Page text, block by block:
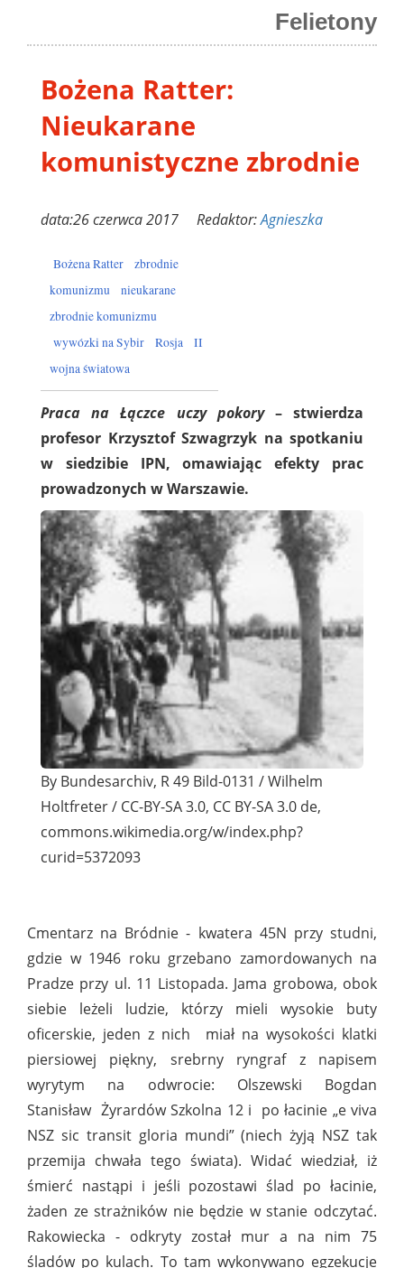
Felietony
Bożena Ratter:
Nieukarane
komunistyczne zbrodnie
data:26 czerwca 2017 Redaktor:Agnieszka
Bożena Ratter
zbrodnie
komunizmu
nieukarane
zbrodnie komunizmu
wywózki na Sybir
Rosja
II
wojna światowa
Praca na Łączce uczy pokory– stwierdza
profesor Krzysztof Szwagrzyk na spotkaniu
w siedzibie IPN, omawiając efekty prac
prowadzonych w Warszawie.
By Bundesarchiv, R 49 Bild-0131 / Wilhelm
Holtfreter / CC-BY-SA 3.0, CC BY-SA 3.0 de,
commons.wikimedia.org/w/index.php?
curid=5372093
Cmentarz na Bródnie - kwatera 45N przy studni,
gdzie w 1946 roku grzebano zamordowanych na
Pradze przy ul. 11 Listopada. Jama grobowa, obok
siebie leżeli ludzie, którzy mieli wysokie buty
oficerskie, jeden z nich miał na wysokości klatki
piersiowej piękny, srebrny ryngraf z napisem
wyrytym na odwrocie: Olszewski Bogdan
Stanisław Żyrardów Szkolna 12 i po łacinie „e viva
NSZ sic transit gloria mundi” (niech żyją NSZ tak
przemija chwała tego świata). Widać wiedział, iż
śmierć nastąpi i jeśli pozostawi ślad po łacinie,
żaden ze strażników nie będzie w stanie odczytać.
Rakowiecka - odkryty został mur a na nim 75
śladów po kulach. To tam wykonywano egzekucje